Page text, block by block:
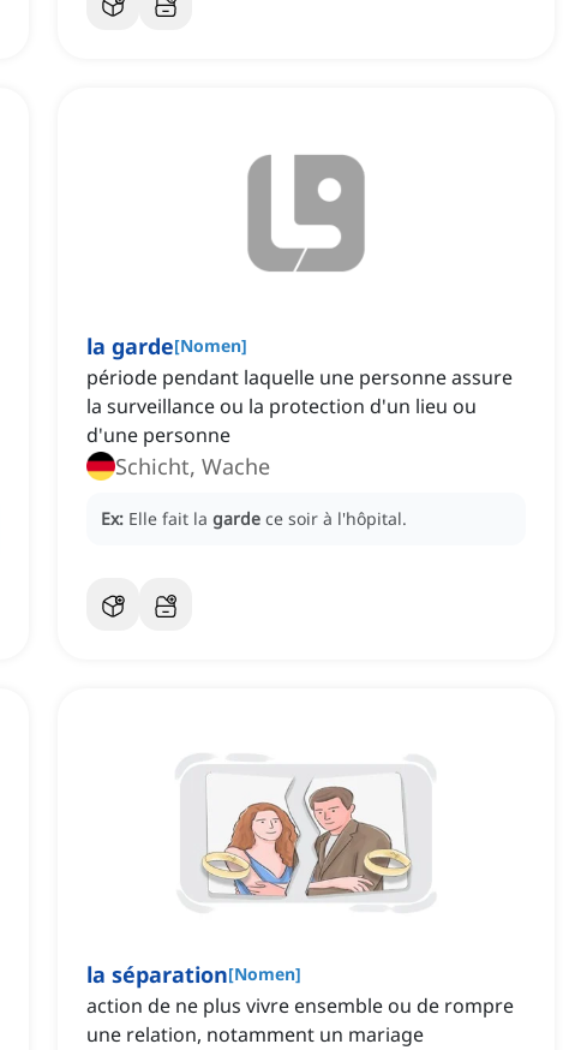
la garde[Nomen]
période pendant laquelle une personne assure
la surveillance ou la protection d'un lieu ou
d'une personne
Schicht, Wache
Ex: Elle fait la garde ce soir à l'hôpital.
la séparation[Nomen]
action de ne plus vivre ensemble ou de rompre
une relation, notamment un mariage